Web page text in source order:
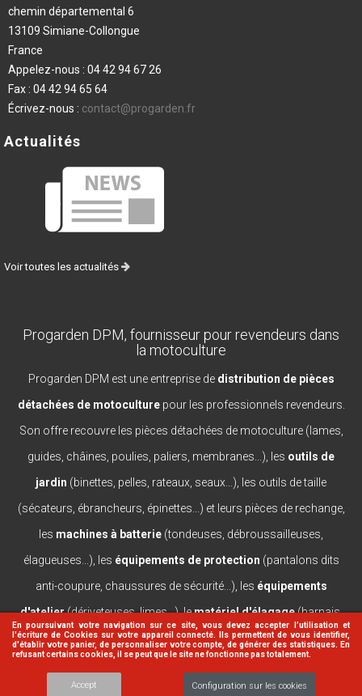
En poursuivant votre navigation sur ce site, vous devez accepter l’utilisation et
l'écriture de Cookies sur votre appareil connecté. Ils permettent de vous identifier,
d'établir votre panier, de personnaliser votre compte, de générer des statistiques. En
refusant certains cookies, il se peut que le site ne fonctionne pas totalement.
Accept Configuration sur les cookies
chemin départemental 6
13109 Simiane-Collongue
France
Appelez-nous : 04 42 94 67 26
Fax : 04 42 94 65 64
Écrivez-nous : contact@progarden.fr
Actualités
Voir toutes les actualités
Progarden DPM, fournisseur pour revendeurs dans
la motoculture
Progarden DPM est une entreprise de distribution de pièces
détachées de motoculturepour les professionnels revendeurs.
Son offre recouvre les pièces détachées de motoculture (lames,
guides, châines, poulies, paliers, membranes...), les outils de
jardin (binettes, pelles, rateaux, seaux...), les outils de taille
(sécateurs, ébrancheurs, épinettes...) et leurs pièces de rechange,
les machines à batterie (tondeuses, débroussailleuses,
élagueuses...), les équipements de protection (pantalons dits
anti-coupure, chaussures de sécurité...), les équipements
d'atelier(dériveteuses, limes...), lematériel d'élagage(harnais,
casques, lanceurs...).